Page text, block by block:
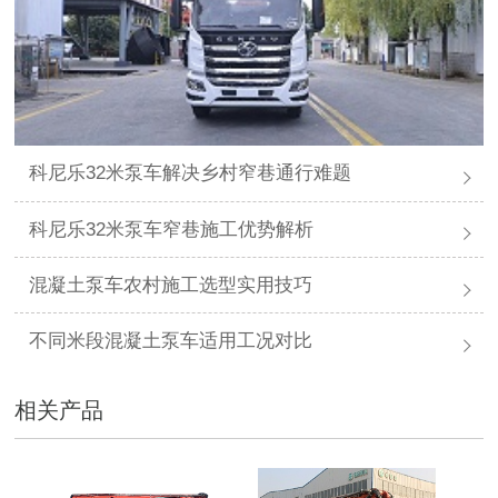
科尼乐32米泵车解决乡村窄巷通行难题
科尼乐32米泵车窄巷施工优势解析
混凝土泵车农村施工选型实用技巧
不同米段混凝土泵车适用工况对比
相关产品